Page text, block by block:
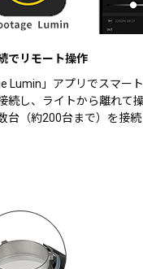
でリモート操作
Lumin」アプリでスマー
続し、ライトから離れて
台（約200台まで）を接